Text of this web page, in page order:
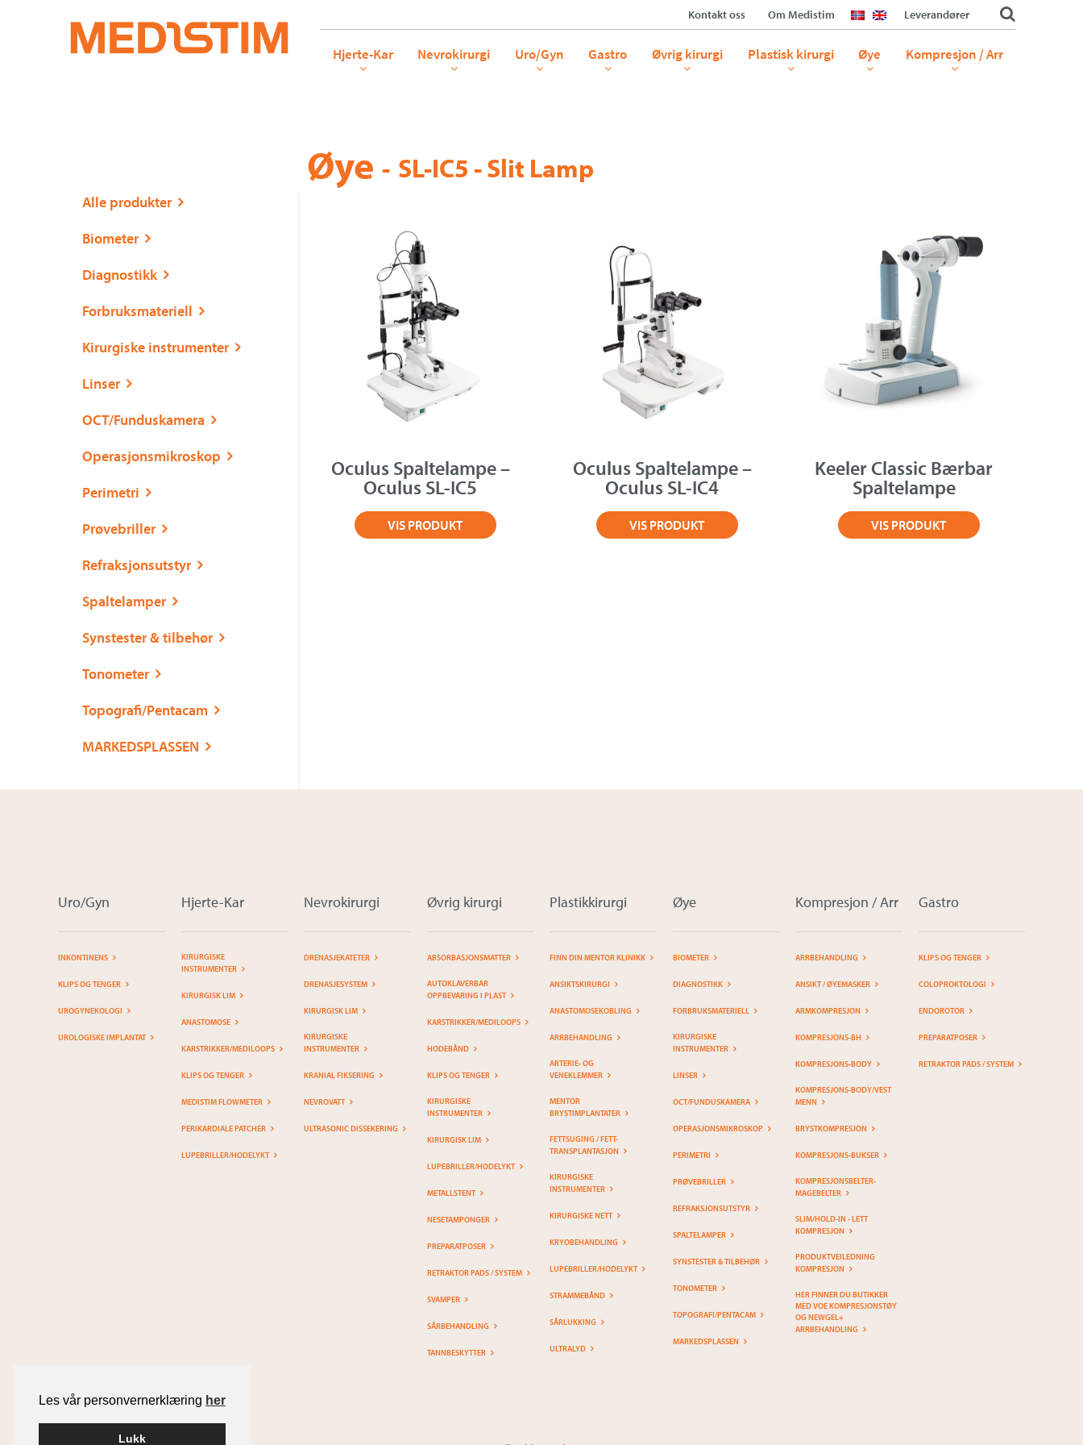
Les vår personvernerklæring her
Lukk
Medistim.no Kontakt oss Om Medistim Leverandører
Hjerte-Kar Nevrokirurgi Uro/Gyn Gastro Øvrig kirurgi Plastisk kirurgi Øye Kompresjon / Arr
Alle produkter
Biometer
Diagnostikk
Forbruksmateriell
Kirurgiske instrumenter
Linser
OCT/Funduskamera
Operasjonsmikroskop
Perimetri
Prøvebriller
Refraksjonsutstyr
Spaltelamper
Synstester & tilbehør
Tonometer
Topografi/Pentacam
MARKEDSPLASSEN
Øye - SL-IC5 - Slit Lamp
Oculus Spaltelampe –
Oculus SL-IC5
VIS PRODUKT
Oculus Spaltelampe –
Oculus SL-IC4
VIS PRODUKT
Keeler Classic Bærbar
Spaltelampe
VIS PRODUKT
Uro/Gyn
INKONTINENS
KLIPS OG TENGER
UROGYNEKOLOGI
UROLOGISKE IMPLANTAT
Hjerte-Kar
KIRURGISKE
INSTRUMENTER
KIRURGISK LIM
ANASTOMOSE
KARSTRIKKER/MEDILOOPS
KLIPS OG TENGER
MEDISTIM FLOWMETER
PERIKARDIALE PATCHER
LUPEBRILLER/HODELYKT
Nevrokirurgi
DRENASJEKATETER
DRENASJESYSTEM
KIRURGISK LIM
KIRURGISKE
INSTRUMENTER
KRANIAL FIKSERING
NEVROVATT
ULTRASONIC DISSEKERING
Øvrig kirurgi
ABSORBASJONSMATTER
AUTOKLAVERBAR
OPPBEVARING I PLAST
KARSTRIKKER/MEDILOOPS
HODEBÅND
KLIPS OG TENGER
KIRURGISKE
INSTRUMENTER
KIRURGISK LIM
LUPEBRILLER/HODELYKT
METALLSTENT
NESETAMPONGER
PREPARATPOSER
RETRAKTOR PADS / SYSTEM
SVAMPER
SÅRBEHANDLING
TANNBESKYTTER
Plastikkirurgi
FINN DIN MENTOR KLINIKK
ANSIKTSKIRURGI
ANASTOMOSEKOBLING
ARRBEHANDLING
ARTERIE- OG
VENEKLEMMER
MENTOR
BRYSTIMPLANTATER
FETTSUGING / FETT-
TRANSPLANTASJON
KIRURGISKE
INSTRUMENTER
KIRURGISKE NETT
KRYOBEHANDLING
LUPEBRILLER/HODELYKT
STRAMMEBÅND
SÅRLUKKING
ULTRALYD
Øye
BIOMETER
DIAGNOSTIKK
FORBRUKSMATERIELL
KIRURGISKE
INSTRUMENTER
LINSER
OCT/FUNDUSKAMERA
OPERASJONSMIKROSKOP
PERIMETRI
PRØVEBRILLER
REFRAKSJONSUTSTYR
SPALTELAMPER
SYNSTESTER & TILBEHØR
TONOMETER
TOPOGRAFI/PENTACAM
MARKEDSPLASSEN
Kompresjon / Arr
ARRBEHANDLING
ANSIKT / ØYEMASKER
ARMKOMPRESJON
KOMPRESJONS-BH
KOMPRESJONS-BODY
KOMPRESJONS-BODY/VEST
MENN
BRYSTKOMPRESJON
KOMPRESJONS-BUKSER
KOMPRESJONSBELTER-
MAGEBELTER
SLIM/HOLD-IN - LETT
KOMPRESJON
PRODUKTVEILEDNING
KOMPRESJON
HER FINNER DU BUTIKKER
MED VOE KOMPRESJONSTØY
OG NEWGEL+
ARRBEHANDLING
Gastro
KLIPS OG TENGER
COLOPROKTOLOGI
ENDOROTOR
PREPARATPOSER
RETRAKTOR PADS / SYSTEM